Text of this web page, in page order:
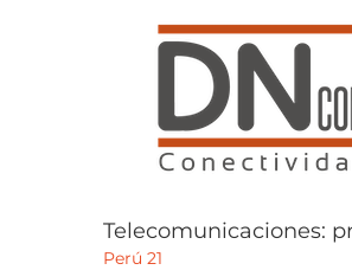
Telecomunicaciones:
Perú 21